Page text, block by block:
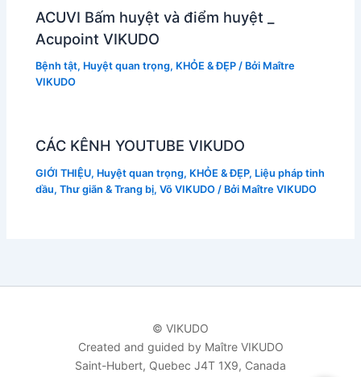
ACUVI Bấm huyệt và điểm huyệt _
Acupoint VIKUDO
Bệnh tật, Huyệt quan trọng, KHỎE & ĐẸP / Bởi Maître
VIKUDO
CÁC KÊNH YOUTUBE VIKUDO
GIỚI THIỆU, Huyệt quan trọng, KHỎE & ĐẸP, Liệu pháp tinh
dầu,Thư giãn & Trang bị,Võ VIKUDO / Bởi Maître VIKUDO
© VIKUDO
Created and guided by Maître VIKUDO
Saint-Hubert, Quebec J4T 1X9, Canada